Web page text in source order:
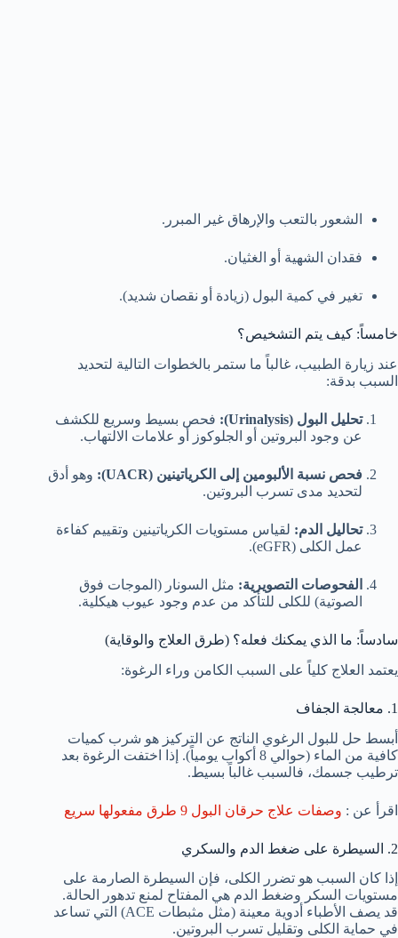
الشعور بالتعب والإرهاق غير المبرر.
فقدان الشهية أو الغثيان.
تغير في كمية البول (زيادة أو نقصان شديد).
خامساً: كيف يتم التشخيص؟
عند زيارة الطبيب، غالباً ما ستمر بالخطوات التالية لتحديد
السبب بدقة:
تحليل البول (Urinalysis):
فحص بسيط وسريع للكشف
عن وجود البروتين أو الجلوكوز أو علامات الالتهاب.
فحص نسبة الألبومين إلى الكرياتينين (UACR):
وهو أدق
لتحديد مدى تسرب البروتين.
تحاليل الدم: لقياس مستويات الكرياتينين وتقييم كفاءة
عمل الكلى (eGFR).
الفحوصات التصويرية: مثل السونار (الموجات فوق
الصوتية) للكلى للتأكد من عدم وجود عيوب هيكلية.
سادساً: ما الذي يمكنك فعله؟ (طرق العلاج والوقاية)
يعتمد العلاج كلياً على السبب الكامن وراء الرغوة:
1. معالجة الجفاف
أبسط حل للبول الرغوي الناتج عن التركيز هو شرب كميات
كافية من الماء (حوالي 8 أكواب يومياً). إذا اختفت الرغوة بعد
ترطيب جسمك، فالسبب غالباً بسيط.
اقرأ عن : وصفات علاج حرقان البول 9 طرق مفعولها سريع
2. السيطرة على ضغط الدم والسكري
إذا كان السبب هو تضرر الكلى، فإن السيطرة الصارمة على
مستويات السكر وضغط الدم هي المفتاح لمنع تدهور الحالة.
قد يصف الأطباء أدوية معينة (مثل مثبطات ACE) التي تساعد
في حماية الكلى وتقليل تسرب البروتين.